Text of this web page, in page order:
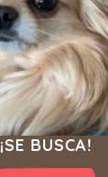
¡SE BUSCA!